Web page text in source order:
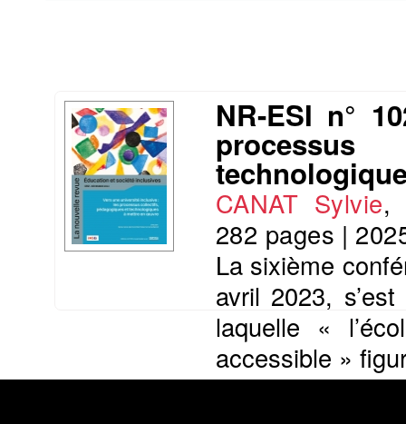
NR-ESI n°
CANAT Sylvie,
282 pages |
La sixième
avril 2023,
laquelle «
accessible »
telle